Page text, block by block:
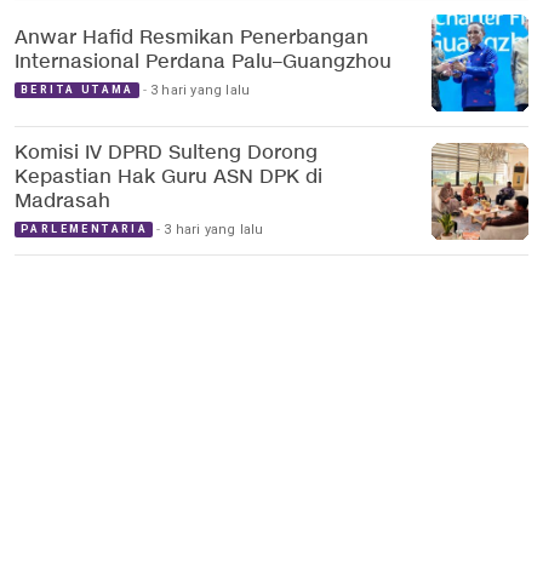
Anwar Hafid Resmikan Penerbangan
Internasional Perdana Palu–Guangzhou
BERITA UTAMA 3 hari yang lalu
Komisi IV DPRD Sulteng Dorong
Kepastian Hak Guru ASN DPK di
Madrasah
PARLEMENTARIA 3 hari yang lalu